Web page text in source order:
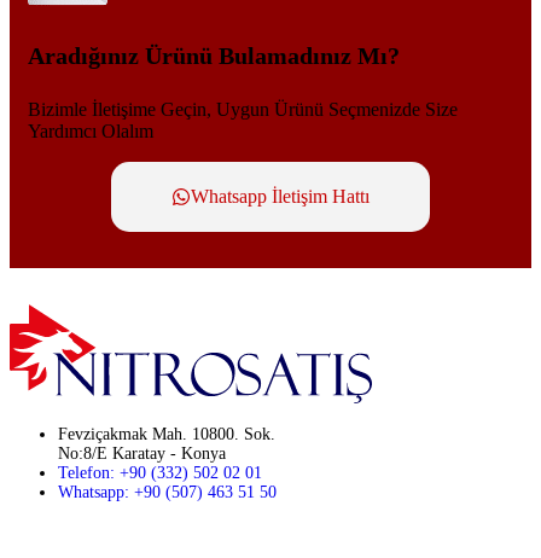
Aradığınız Ürünü Bulamadınız Mı?
Bizimle İletişime Geçin, Uygun Ürünü Seçmenizde Size
Yardımcı Olalım
Whatsapp İletişim Hattı
Fevziçakmak Mah. 10800. Sok.
No:8/E Karatay - Konya
Telefon: +90 (332) 502 02 01
Whatsapp: +90 (507) 463 51 50